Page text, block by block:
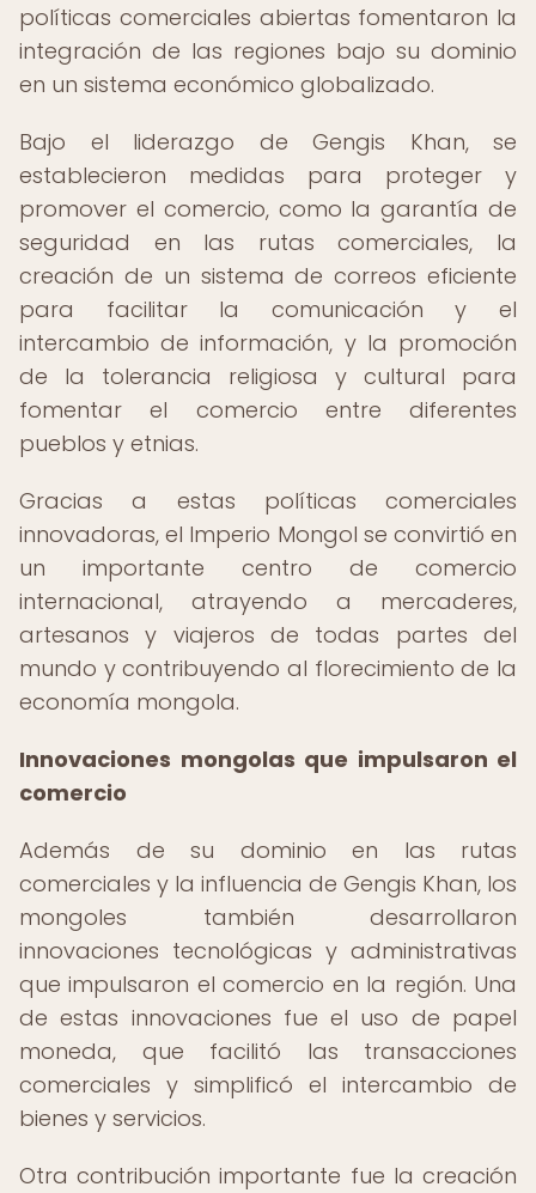
políticas comerciales abiertas fomentaron la
integración de las regiones bajo su dominio
en un sistema económico globalizado.
Bajo el liderazgo de Gengis Khan, se
establecieron medidas para proteger y
promover el comercio, como la garantía de
seguridad en las rutas comerciales, la
creación de un sistema de correos eficiente
para facilitar la comunicación y el
intercambio de información, y la promoción
de la tolerancia religiosa y cultural para
fomentar el comercio entre diferentes
pueblos y etnias.
Gracias a estas políticas comerciales
innovadoras, el Imperio Mongol se convirtió en
un importante centro de comercio
internacional, atrayendo a mercaderes,
artesanos y viajeros de todas partes del
mundo y contribuyendo al florecimiento de la
economía mongola.
Innovaciones mongolas que impulsaron el
comercio
Además de su dominio en las rutas
comerciales y la influencia de Gengis Khan, los
mongoles también desarrollaron
innovaciones tecnológicas y administrativas
que impulsaron el comercio en la región. Una
de estas innovaciones fue el uso de papel
moneda, que facilitó las transacciones
comerciales y simplificó el intercambio de
bienes y servicios.
Otra contribución importante fue la creación